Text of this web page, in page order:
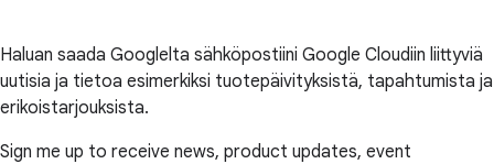
Haluan saada Googlelta sähköpostiini Google Cloudiin liittyviä
uutisia ja tietoa esimerkiksi tuotepäivityksistä, tapahtumista ja
erikoistarjouksista.
Sign me up to receive news, product updates, event